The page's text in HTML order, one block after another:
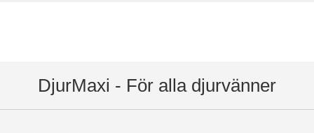
DjurMaxi - För alla djurvänner